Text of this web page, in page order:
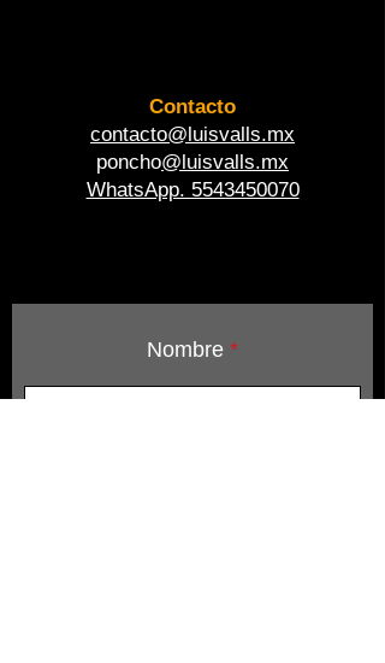
Contacto
contacto@luisvalls.mx
poncho@luisvalls.mx
WhatsApp. 5543450070
Nombre